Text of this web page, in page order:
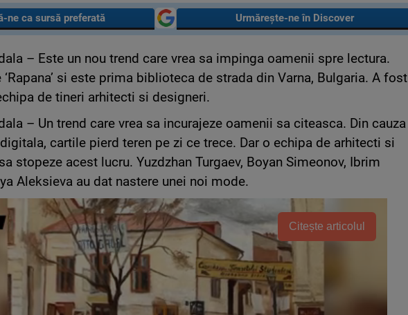
ne ca sursă preferată Urmărește-ne în Discover
– Este un nou trend care vrea sa impinga oamenii spre lectura.
si este prima biblioteca de strada din Varna, Bulgaria. A fost
de tineri arhitecti si designeri.
– Un trend care vrea sa incurajeze oamenii sa citeasca. Din cauza
cartile pierd teren pe zi ce trece. Dar o echipa de arhitecti si
stopeze acest lucru. Yuzdzhan Turgaev, Boyan Simeonov, Ibrim
Aleksieva au dat nastere unei noi mode.
Citește articolul